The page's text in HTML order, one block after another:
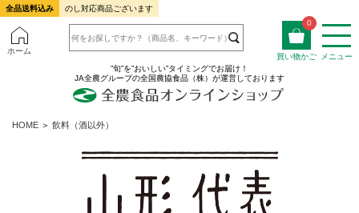
全品送料込み のし対応商品ございます
ホーム
0
買い物かご
メニュー
”旬”を”おいしい”タイミングでお届け！
JA全農グループの全国農協食品（株）が運営しております
HOME ＞ 飲料（酒以外）